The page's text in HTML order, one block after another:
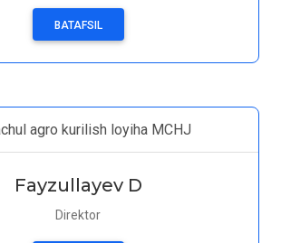
BATAFSIL
agro kurilish loyiha MCHJ
Fayzullayev D
Direktor